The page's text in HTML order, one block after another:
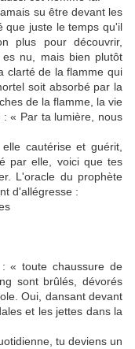
su être devant les
que juste le temps qu'il
plus pour découvrir,
nu, mais bien plutôt
clarté de la flamme qui
soit absorbé par la
de la flamme, la vie
« Par ta lumière, nous
cautérise et guérit,
par elle, voici que tes
L'oracle du prophète
d'allégresse :
« toute chaussure de
sont brûlés, dévorés
Oui, dansant devant
et les jettes dans la
tu deviens un